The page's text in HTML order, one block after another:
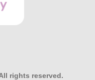
rights reserved.